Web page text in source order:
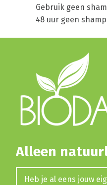
Gebruik geen
48 uur geen
Alleen
Heb je al eens jouw